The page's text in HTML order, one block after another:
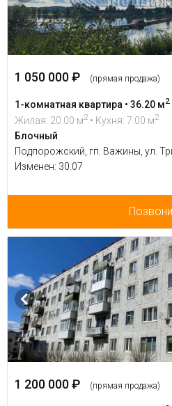
1 050 000 ₽ (прямая продажа)
1-комнатная квартира • 36.20 м2
Жилая: 20.00 м2 • Кухня: 7.00 м2
Блочный
Подпорожский, гп. Важины, ул.
Изменен: 30.07
1 200 000 ₽ (прямая продажа)